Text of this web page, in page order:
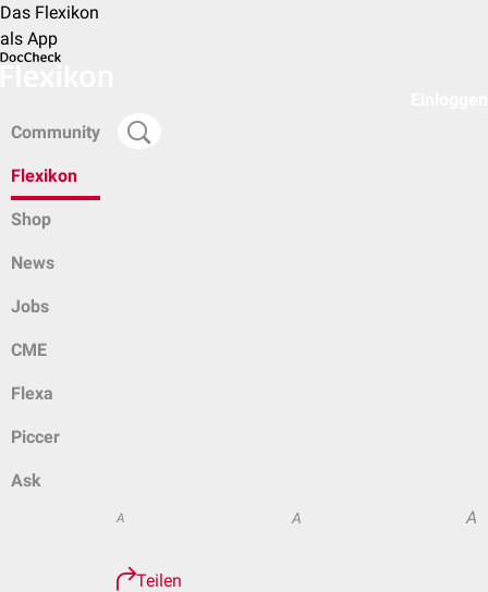
Das Flexikon
als App
Community
Flexikon
Shop
News
Jobs
CME
Flexa
Piccer
Ask
A A A
Teilen